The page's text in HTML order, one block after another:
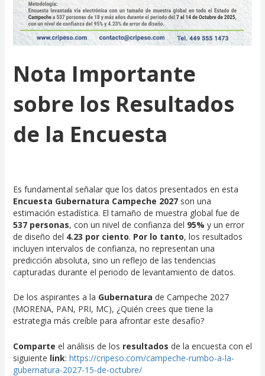
Nota Importante
sobre los Resultados
de la Encuesta
Es fundamental señalar que los datos presentados en esta
Encuesta Gubernatura Campeche 2027son una
estimación estadística. El tamaño de muestra global fue de
537 personas, con un nivel de confianza del 95% y un error
de diseño del 4.23 por ciento. Por lo tanto, los resultados
incluyen intervalos de confianza, no representan una
predicción absoluta, sino un reflejo de las tendencias
capturadas durante el periodo de levantamiento de datos.
De los aspirantes a la Gubernatura de Campeche 2027
(MORENA, PAN, PRI, MC), ¿Quién crees que tiene la
estrategia más creíble para afrontar este desafío?
Comparte el análisis de los resultados de la encuesta con el
siguiente link: https://cripeso.com/campeche-rumbo-a-la-
gubernatura-2027-15-de-octubre/